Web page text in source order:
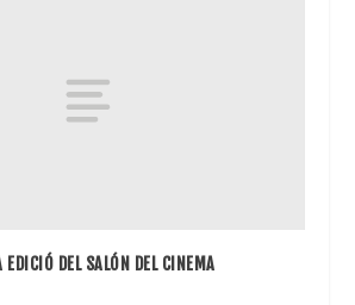
EDICIÓ DEL SALÓN DEL CINEMA